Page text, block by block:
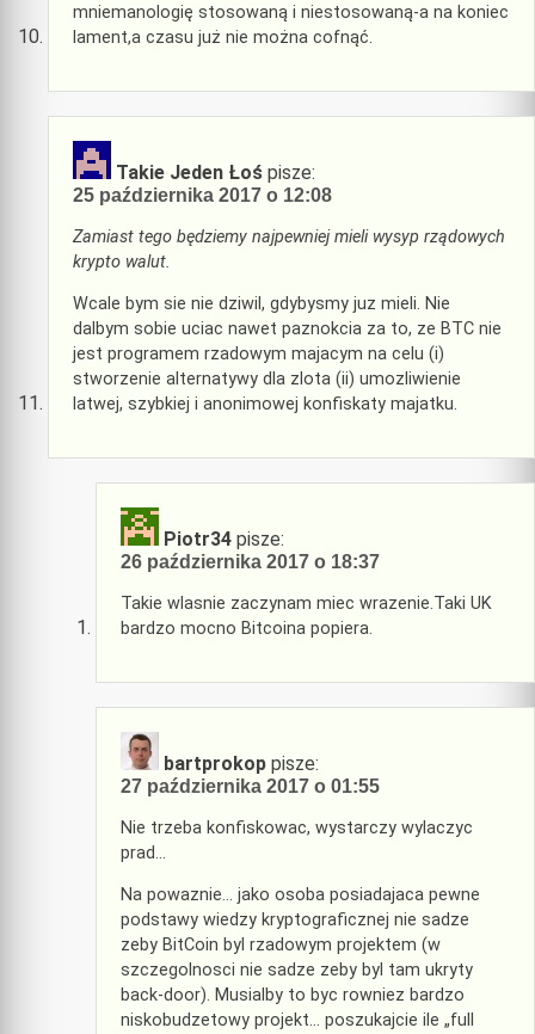
mniemanologię stosowaną i niestosowaną-a na koniec
lament,a czasu już nie można cofnąć.
Takie Jeden Łoś pisze:
25 października 2017 o 12:08
Zamiast tego będziemy najpewniej mieli wysyp rządowych
krypto walut.
Wcale bym sie nie dziwil, gdybysmy juz mieli. Nie
dalbym sobie uciac nawet paznokcia za to, ze BTC nie
jest programem rzadowym majacym na celu (i)
stworzenie alternatywy dla zlota (ii) umozliwienie
latwej, szybkiej i anonimowej konfiskaty majatku.
Piotr34 pisze:
26 października 2017 o 18:37
Takie wlasnie zaczynam miec wrazenie.Taki UK
bardzo mocno Bitcoina popiera.
bartprokop pisze:
27 października 2017 o 01:55
Nie trzeba konfiskowac, wystarczy wylaczyc
prad…
Na powaznie… jako osoba posiadajaca pewne
podstawy wiedzy kryptograficznej nie sadze
zeby BitCoin byl rzadowym projektem (w
szczegolnosci nie sadze zeby byl tam ukryty
back-door). Musialby to byc rowniez bardzo
niskobudzetowy projekt… poszukajcie ile „full